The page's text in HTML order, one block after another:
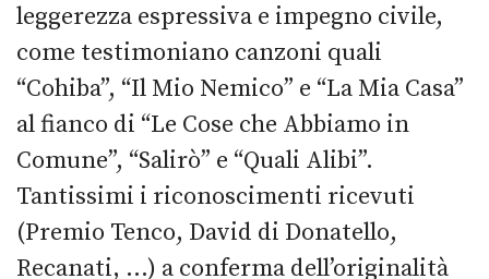
leggerezza espressiva e impegno civile,
come testimoniano canzoni quali
“Cohiba”, “Il Mio Nemico” e “La Mia Casa”
al fianco di “Le Cose che Abbiamo in
Comune”, “Salirò” e “Quali Alibi”.
Tantissimi i riconoscimenti ricevuti
(Premio Tenco, David di Donatello,
Recanati, …) a conferma dell’originalità